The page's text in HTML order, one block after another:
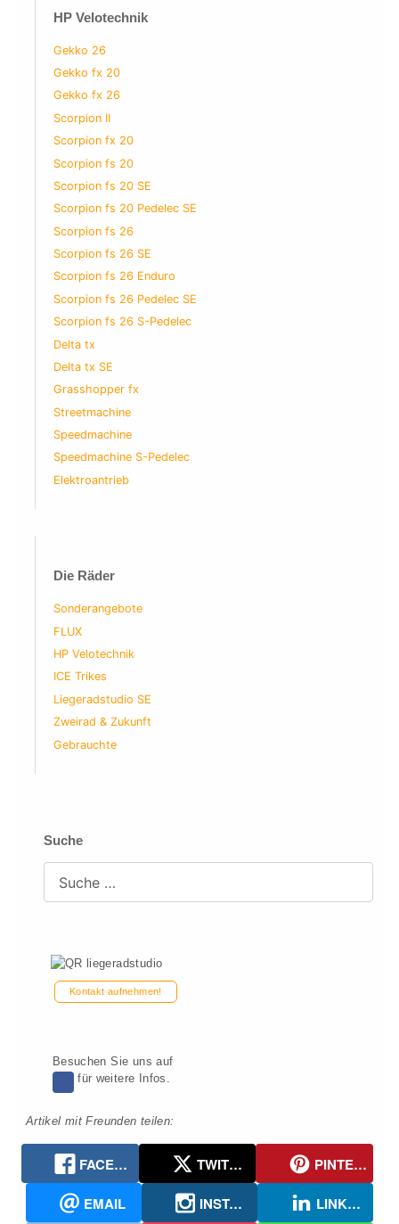
HP Velotechnik
Gekko 26
Gekko fx 20
Gekko fx 26
Scorpion II
Scorpion fx 20
Scorpion fs 20
Scorpion fs 20 SE
Scorpion fs 20 Pedelec SE
Scorpion fs 26
Scorpion fs 26 SE
Scorpion fs 26 Enduro
Scorpion fs 26 Pedelec SE
Scorpion fs 26 S-Pedelec
Delta tx
Delta tx SE
Grasshopper fx
Streetmachine
Speedmachine
Speedmachine S-Pedelec
Elektroantrieb
Die Räder
Sonderangebote
FLUX
HP Velotechnik
ICE Trikes
Liegeradstudio SE
Zweirad & Zukunft
Gebrauchte
Suche
Kontakt aufnehmen!
Besuchen Sie uns auf
für weitere Infos.
Artikel mit Freunden teilen:
FACEBOOK TWITTER
PINTEREST
EMAIL
INSTAGRAM
LINKEDIN